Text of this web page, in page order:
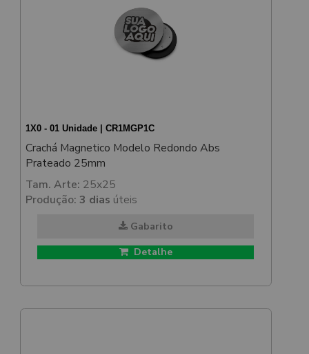
1X0 - 01 Unidade | CR1MGP1C
Crachá Magnetico Modelo Redondo Abs
Prateado 25mm
Tam. Arte: 25x25
Produção: 3 dias úteis
Gabarito
Detalhe